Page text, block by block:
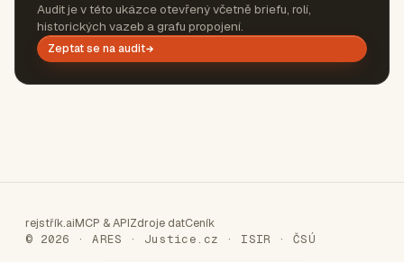
Audit je v této ukázce otevřený včetně briefu, rolí,
historických vazeb a grafu propojení.
Zeptat se na audit
rejstřík.aiMCP & APIZdroje datCeník
© 2026 · ARES · Justice.cz · ISIR · ČSÚ